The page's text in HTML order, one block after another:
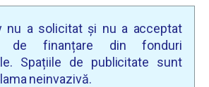
nu a solicitat și nu a acceptat
de finanțare din fonduri
Spațiile de publicitate sunt
neinvazivă.